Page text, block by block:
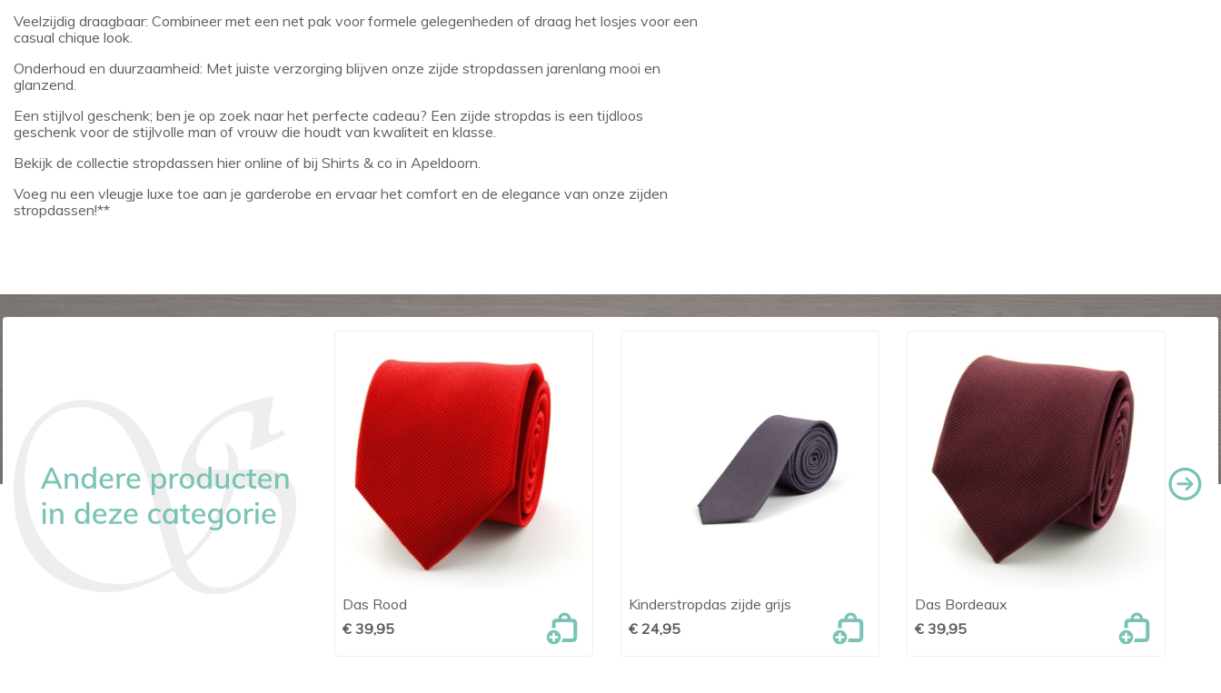
Veelzijdig draagbaar: Combineer met een net pak voor formele gelegenheden of draag het losjes voor een
casual chique look.
Onderhoud en duurzaamheid: Met juiste verzorging blijven onze zijde stropdassen jarenlang mooi en
glanzend.
Een stijlvol geschenk; ben je op zoek naar het perfecte cadeau? Een zijde stropdas is een tijdloos
geschenk voor de stijlvolle man of vrouw die houdt van kwaliteit en klasse.
Bekijk de collectie stropdassen hier online of bij Shirts & co in Apeldoorn.
Voeg nu een vleugje luxe toe aan je garderobe en ervaar het comfort en de elegance van onze zijden
stropdassen!**
Das Rood
€ 39,95
 Snel bekijken
Kinderstropdas zijde grijs
€ 24,95

Das Bordeaux
€ 39,95